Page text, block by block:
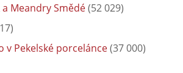
Meandry Smědé(52 029)
v Pekelské porcelánce(37 000)